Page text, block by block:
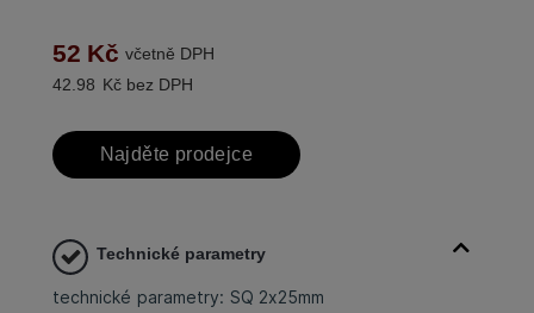
52 Kč včetně DPH
42.98 Kč bez DPH
Najděte prodejce
Technické parametry
technické parametry: SQ 2x25mm